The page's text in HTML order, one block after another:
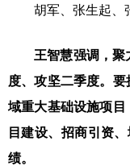
胡军、张生起、
王智慧强调，
度、攻坚二季度。
域重大基础设施项
目建设、招商引资
绩。